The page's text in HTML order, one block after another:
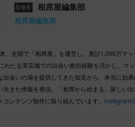
監修者 相席屋編集部
相席屋編集部
、全国で「相席屋」を運営し、累計1,000万マ
わたる実店舗での出会い創出経験を活かし、マ
出会いの場を提供してきた知見から、本当に効
生きた情報を発信。「相席から始まる、新しい
コンテンツ制作に取り組んでいます。 instagram/